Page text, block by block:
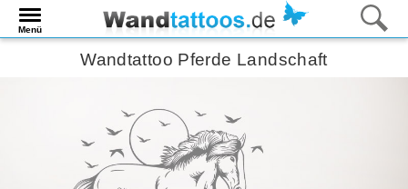
Menü
Wandtattoo Pferde Landschaft